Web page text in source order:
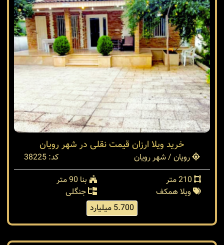
خرید ویلا ارزان قیمت نقلی در شهر رویان
رویان / شهر رویان
کد: 38225
بنا 90 متر
ویلا همکف
جنگلی
5.700 میلیارد